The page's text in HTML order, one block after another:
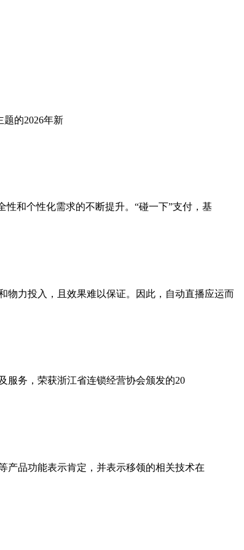
的2026年新
和个性化需求的不断提升。“碰一下”支付，基
物力投入，且效果难以保证。因此，自动直播应运而
服务，荣获浙江省连锁经营协会颁发的20
产品功能表示肯定，并表示移领的相关技术在